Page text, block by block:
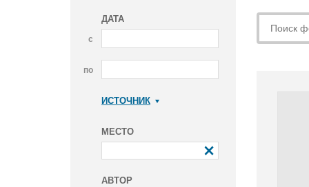
ДАТА
с
по
ИСТОЧНИК
МЕСТО
АВТОР